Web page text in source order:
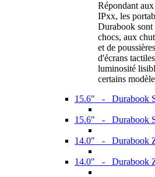
Répondant
IPxx, les
Durabook sont
chocs, aux
et de
d'écrans
luminosité
certains
15.6" - Durabook
15.6" - Durabook
14.0" - Durabook
14.0" - Durabook